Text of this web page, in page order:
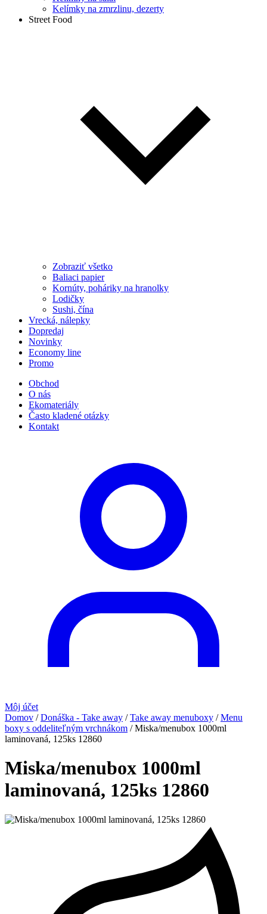
Kelímky na zmrzlinu, dezerty
Street Food
Zobraziť všetko
Baliaci papier
Kornúty, poháriky na hranolky
Lodičky
Sushi, čína
Vrecká, nálepky
Dopredaj
Novinky
Economy line
Promo
Obchod
O nás
Ekomateriály
Často kladené otázky
Kontakt
Môj účet
Domov /Donáška - Take away /Take away menuboxy /Menu
boxy s oddeliteľným vrchnákom /Miska/menubox 1000ml
laminovaná, 125ks 12860
Miska/menubox 1000ml
laminovaná, 125ks 12860